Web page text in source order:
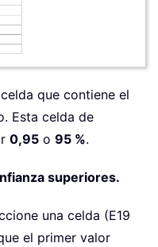
que contiene el
Esta celda de
0,95 o 95 %.
superiores.
una celda (E19
el primer valor